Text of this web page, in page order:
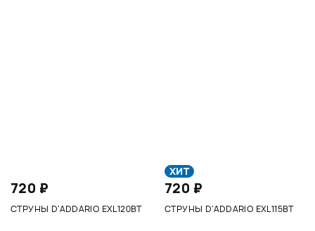
720 ₽
СТРУНЫ D'ADDARIO EXL120BT
ХИТ
720 ₽
СТРУНЫ D'ADDARIO EXL115BT